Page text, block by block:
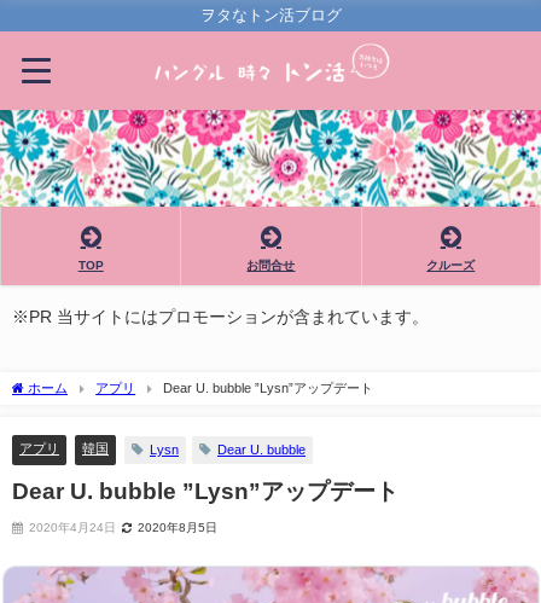
ヲタなトン活ブログ
TOP お問合せ クルーズ
※PR 当サイトにはプロモーションが含まれています。
ホーム アプリ Dear U. bubble ”Lysn”アップデート
アプリ 韓国 Lysn Dear U. bubble
Dear U. bubble ”Lysn”アップデート
2020年4月24日 2020年8月5日